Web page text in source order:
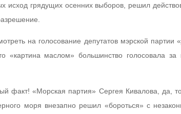
исход грядущих осенних выборов, решил
на голосование депутатов мэрской
«картина маслом» большинство голосовала
факт! «Морская партия» Сергея Кивалова, да,
моря внезапно решил «бороться» с